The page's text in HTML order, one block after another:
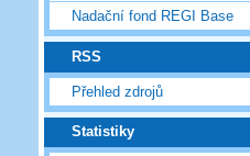
Nadační fond REGI Base
RSS
Přehled zdrojů
Statistiky